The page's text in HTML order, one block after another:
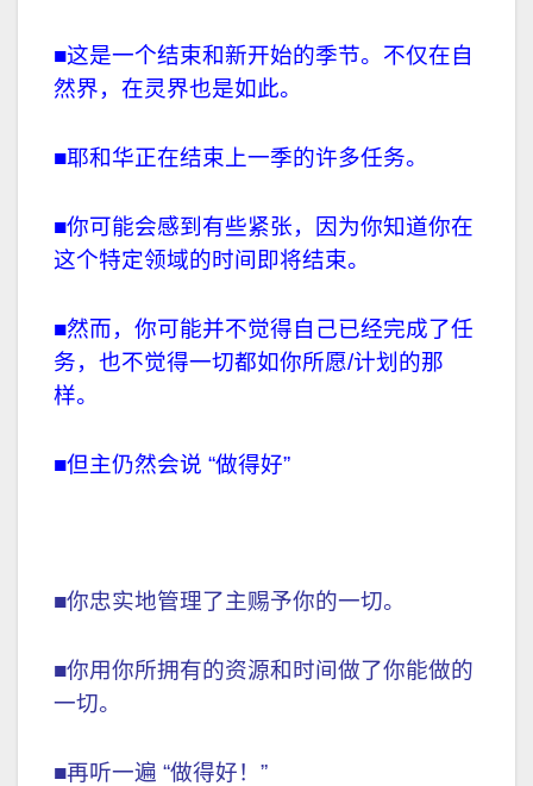
■这是一个结束和新开始的季节。不仅在自
然界，在灵界也是如此。
■耶和华正在结束上一季的许多任务。
■你可能会感到有些紧张，因为你知道你在
这个特定领域的时间即将结束。
■然而，你可能并不觉得自己已经完成了任
务，也不觉得一切都如你所愿/计划的那
样。
■但主仍然会说 “做得好”
■你忠实地管理了主赐予你的一切。
■你用你所拥有的资源和时间做了你能做的
一切。
■再听一遍 “做得好！”